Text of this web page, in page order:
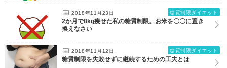
2018年11月23日 糖質制限ダイエット
2か月で8kg痩せた私の糖質制限。お米を〇〇に置き
換えなさい
2018年11月12日 糖質制限ダイエット
糖質制限を失敗せずに継続するための工夫とは